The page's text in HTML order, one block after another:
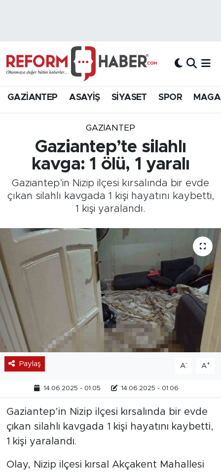
GAZİANTEP ASAYİŞ SİYASET SPOR
GAZIANTEP
Gaziantep’te silahlı
kavga: 1 ölü, 1 yaralı
Gaziantep’in Nizip ilçesi kırsalında bir evde
çıkan silahlı kavgada 1 kişi hayatını kaybetti,
1 kişi yaralandı.
Paylaş A- A+
14.06.2025 - 01:05 14.06.2025 - 01:06
Gaziantep’in Nizip ilçesi kırsalında bir evde
çıkan silahlı kavgada 1 kişi hayatını kaybetti,
1 kişi yaralandı.
Olay, Nizip ilçesi kırsal Akçakent Mahallesi
Hava Durumu
Süper Lig Puan Durumu ve Fikstür
Tüm Manşetler
Son Dakika Haberleri
Haber Arşivi